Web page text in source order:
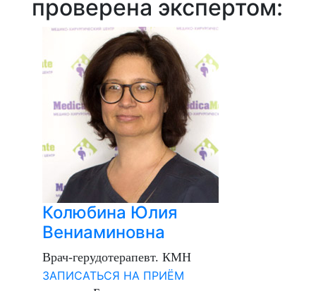
проверена экспертом:
Колюбина Юлия
Вениаминовна
Врач-герудотерапевт. КМН
ЗАПИСАТЬСЯ НА ПРИЁМ